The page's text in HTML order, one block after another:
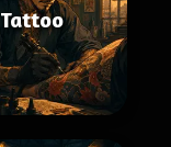
Tattoo